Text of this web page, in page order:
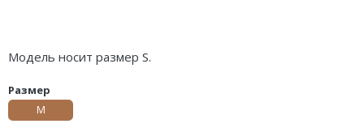
Модель носит размер S.
Размер
M